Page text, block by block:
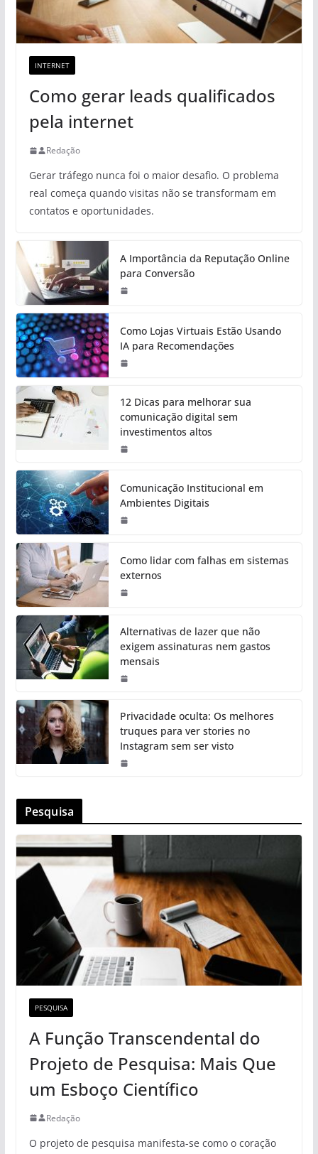
INTERNET
Como gerar leads qualificados
pela internet
Redação
Gerar tráfego nunca foi o maior desafio. O problema
real começa quando visitas não se transformam em
contatos e oportunidades.
A Importância da Reputação Online
para Conversão
Como Lojas Virtuais Estão Usando
IA para Recomendações
12 Dicas para melhorar sua
comunicação digital sem
investimentos altos
Comunicação Institucional em
Ambientes Digitais
Como lidar com falhas em sistemas
externos
Alternativas de lazer que não
exigem assinaturas nem gastos
mensais
Privacidade oculta: Os melhores
truques para ver stories no
Instagram sem ser visto
Pesquisa
PESQUISA
A Função Transcendental do
Projeto de Pesquisa: Mais Que
um Esboço Científico
Redação
O projeto de pesquisa manifesta-se como o coração